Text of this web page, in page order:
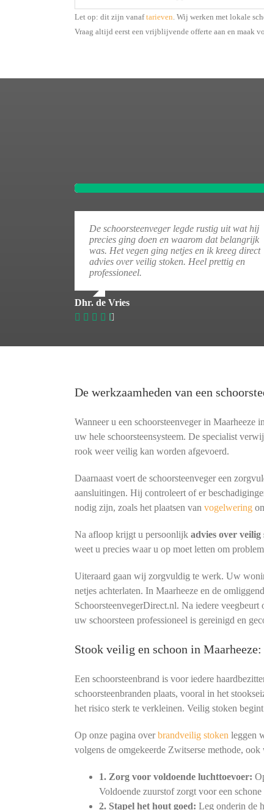
Let op: dit zijn vanaftarieven . Wij werken met lokale
Vraag altijd eerst een vrijblijvende offerte aan en maak
De schoorsteenveger legde rustig uit wat hij
precies ging doen en waarom dat belangrijk
was. Het vegen ging netjes en ik kreeg direct
advies over veilig stoken. Heel prettig en
professioneel.
Dhr. de Vries
De werkzaamheden van een
Wanneer u een schoorsteenveger in
uw hele schoorsteensysteem. De specialist
rook weer veilig kan worden afgevoerd.
Daarnaast voert de schoorsteenveger een
aansluitingen. Hij controleert of er
nodig zijn, zoals het plaatsen van vogelwering
Na afloop krijgt u persoonlijk advies over veilig
weet u precies waar u op moet letten om
Uiteraard gaan wij zorgvuldig te werk. Uw
netjes achterlaten. In Maarheeze en de
SchoorsteenvegerDirect.nl. Na iedere veegbeurt
uw schoorsteen professioneel is gereinigd en
Stook veilig en schoon in
Een schoorsteenbrand is voor iedere
schoorsteenbranden plaats, vooral in het
het risico sterk te verkleinen. Veilig stoken
Op onze pagina overbrandveilig stoken leggen
volgens de omgekeerde Zwitserse methode,
1. Zorg voor voldoende luchttoevoer:
Voldoende zuurstof zorgt voor een
2. Stapel het hout goed: Leg onderin de